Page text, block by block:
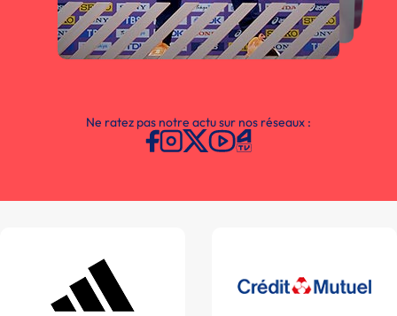
Ne ratez pas notre actu sur nos réseaux :